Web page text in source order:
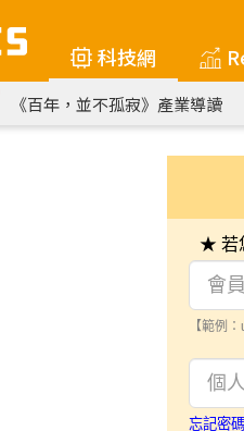
科技網
《百年，並不孤寂》產業導讀
★ 若
【範例
忘記密碼